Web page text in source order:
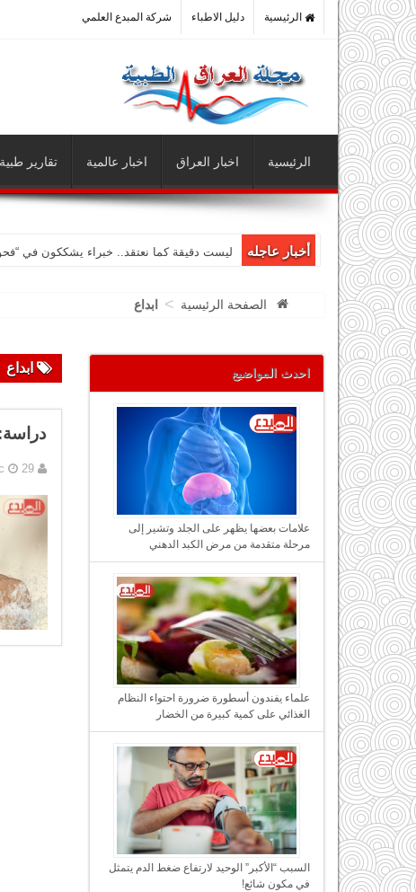
الرئيسية دليل الاطباء شركة المبدع العلمي
الرئيسية اخبار العراق اخبار عالمية تقارير طبية
أخبار عاجله ليست دقيقة كما نعتقد.. خبراء يشككون في
الصفحة الرئيسية > ابداع
ابداع
29 ديسمبر, 2016
احدث المواضيع
علامات بعضها يظهر على الجلد وتشير إلى
مرحلة متقدمة من مرض الكبد الدهني
علماء يفندون أسطورة ضرورة احتواء النظام
الغذائي على كمية كبيرة من الخضار
السبب “الأكبر” الوحيد لارتفاع ضغط الدم يتمثل
في مكون شائع!